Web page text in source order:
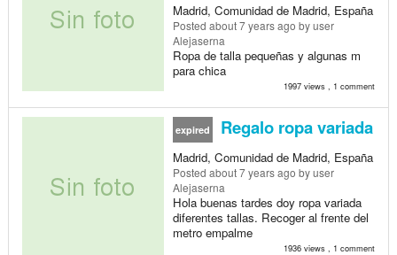
Madrid, Comunidad de Madrid, España
Posted about 7 years ago by user
Alejaserna
Ropa de talla pequeñas y algunas m
para chica
1997 views , 1 comment
expired Regalo ropa variada
Madrid, Comunidad de Madrid, España
Posted about 7 years ago by user
Alejaserna
Hola buenas tardes doy ropa variada
diferentes tallas. Recoger al frente del
metro empalme
1936 views , 1 comment